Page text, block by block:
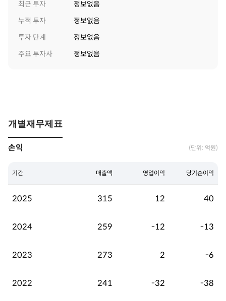
최근 투자
정보없음
누적 투자
정보없음
투자 단계
정보없음
주요 투자사
정보없음
개별재무제표
손익 (단위: 억원)
기간 매출액 영업이익 당기순이익
2025 315 12 40
2024 259 -12 -13
2023 273 2 -6
2022 241 -32 -38